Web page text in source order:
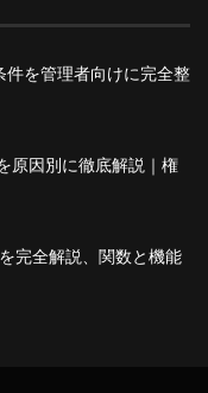
を管理者向けに完全整
原因別に徹底解説｜権
完全解説、関数と機能